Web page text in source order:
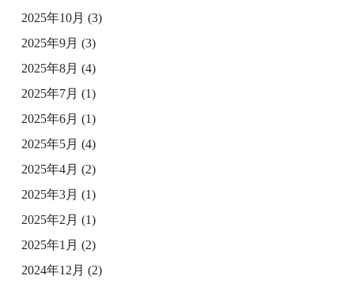
2025年10月 (3)
2025年9月 (3)
2025年8月 (4)
2025年7月 (1)
2025年6月 (1)
2025年5月 (4)
2025年4月 (2)
2025年3月 (1)
2025年2月 (1)
2025年1月 (2)
2024年12月 (2)